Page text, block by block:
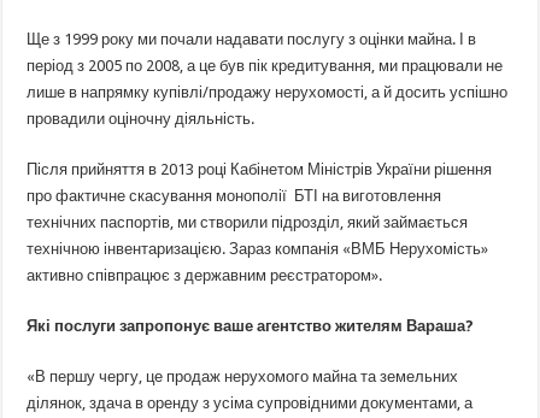
Ще з 1999 року ми почали надавати послугу з оцінки майна. І в
період з 2005 по 2008, а це був пік кредитування, ми працювали не
лише в напрямку купівлі/продажу нерухомості, а й досить успішно
провадили оціночну діяльність.
Після прийняття в 2013 році Кабінетом Міністрів України рішення
про фактичне скасування монополії БТІ на виготовлення
технічних паспортів, ми створили підрозділ, який займається
технічною інвентаризацією. Зараз компанія «ВМБ Нерухомість»
активно співпрацює з державним реєстратором».
Які послуги запропонує ваше агентство жителям Вараша?
«В першу чергу, це продаж нерухомого майна та земельних
ділянок, здача в оренду з усіма супровідними документами, а